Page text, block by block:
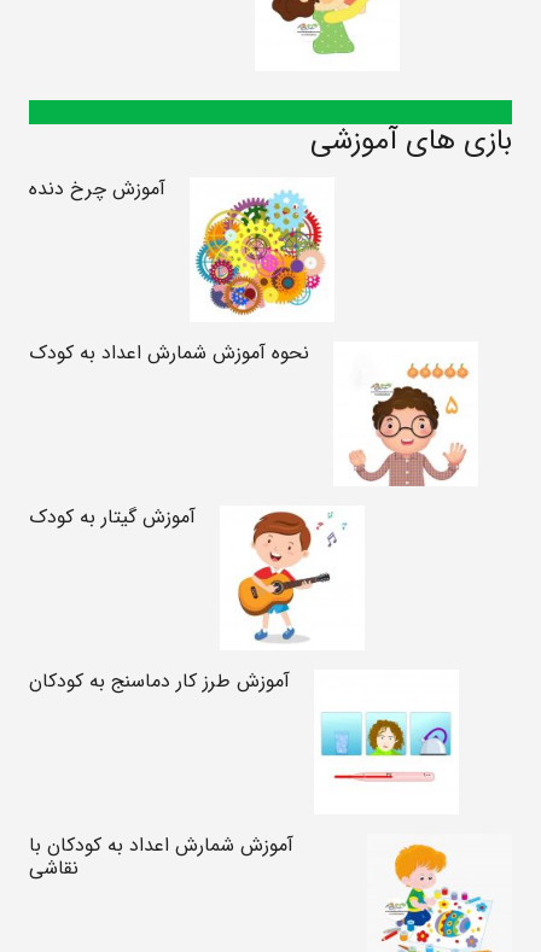
بازی های آموزشی
آموزش چرخ دنده
نحوه آموزش شمارش اعداد به کودک
آموزش گیتار به کودک
آموزش طرز کار دماسنج به کودکان
آموزش شمارش اعداد به کودکان با
نقاشی